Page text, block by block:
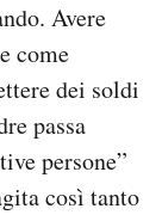
Avere
come
dei soldi
passa
persone”
così tanto